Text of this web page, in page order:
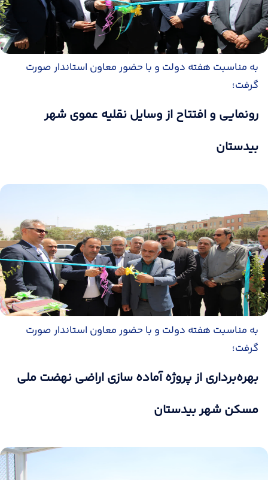
به مناسبت هفته دولت و با حضور معاون استاندار صورت
گرفت؛
رونمایی و افتتاح از وسایل نقلیه عموی شهر
بیدستان
به مناسبت هفته دولت و با حضور معاون استاندار صورت
گرفت؛
بهره‌برداری از پروژه آماده سازی اراضی نهضت ملی
مسکن شهر بیدستان